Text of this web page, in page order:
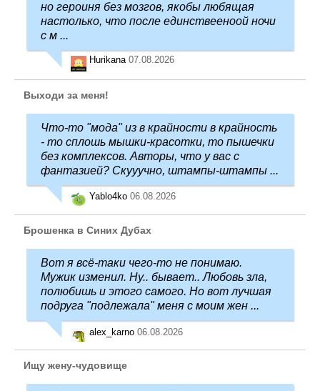
но героиня без мозгов, якобы любящая
настолько, что после единствееноой ночи
с м ...
Hurikana 07.08.2026
Выходи за меня!
Что-то "мода" из в крайности в крайность
- то сплошь мышки-красотки, то пышечки
без комплексов. Авторы, что у вас с
фантазией? Скууучно, штампы-штампы ...
Yablo4ko 06.08.2026
Брошенка в Синих Дубах
Вот я всё-таки чего-то не понимаю.
Мужик изменил. Ну.. бывает.. Любовь зла,
полюбишь и этого самого. Но вот лучшая
подруга "подлежала" меня с моим жен ...
alex_karno 06.08.2026
Ищу жену-чудовище